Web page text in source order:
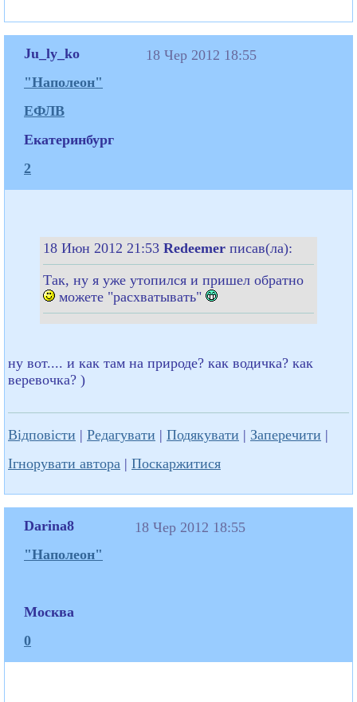
Ju_ly_ko
"Наполеон"
ЕФЛВ
Екатеринбург
2
18 Чер 2012 18:55
18 Июн 2012 21:53 Redeemer писав(ла):
Так, ну я уже утопился и пришел обратно
можете "расхватывать"
ну вот.... и как там на природе? как водичка? как
веревочка? )
Відповісти | Редагувати | Подякувати | Заперечити |
Ігнорувати автора | Поскаржитися
Darina8
"Наполеон"
Москва
0
18 Чер 2012 18:55